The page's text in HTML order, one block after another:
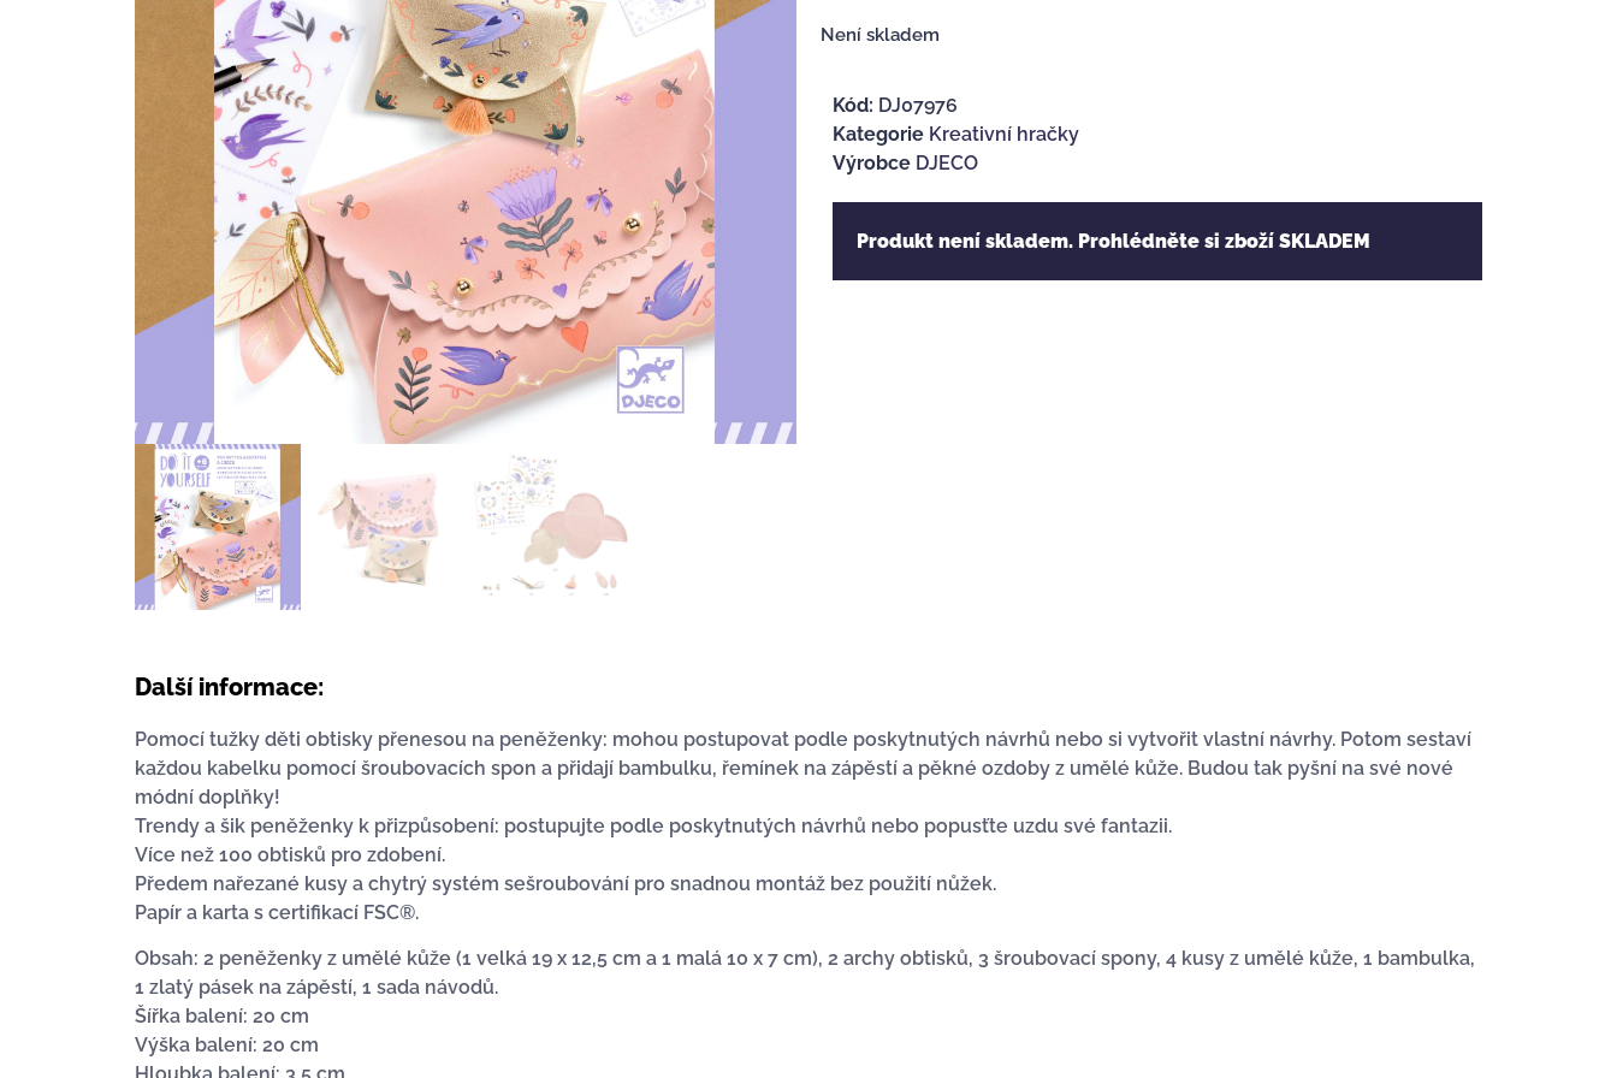
Není skladem
Kód: DJ07976
Kategorie Kreativní hračky
Výrobce DJECO
Produkt není skladem. Prohlédněte si zboží SKLADEM
Další informace:
Pomocí tužky děti obtisky přenesou na peněženky: mohou postupovat podle poskytnutých návrhů nebo si vytvořit vlastní návrhy. Potom sestaví
každou kabelku pomocí šroubovacích spon a přidají bambulku, řemínek na zápěstí a pěkné ozdoby z umělé kůže. Budou tak pyšní na své nové
módní doplňky!
Trendy a šik peněženky k přizpůsobení: postupujte podle poskytnutých návrhů nebo popusťte uzdu své fantazii.
Více než 100 obtisků pro zdobení.
Předem nařezané kusy a chytrý systém sešroubování pro snadnou montáž bez použití nůžek.
Papír a karta s certifikací FSC®.
Obsah: 2 peněženky z umělé kůže (1 velká 19 x 12,5 cm a 1 malá 10 x 7 cm), 2 archy obtisků, 3 šroubovací spony, 4 kusy z umělé kůže, 1 bambulka,
1 zlatý pásek na zápěstí, 1 sada návodů.
Šířka balení: 20 cm
Výška balení: 20 cm